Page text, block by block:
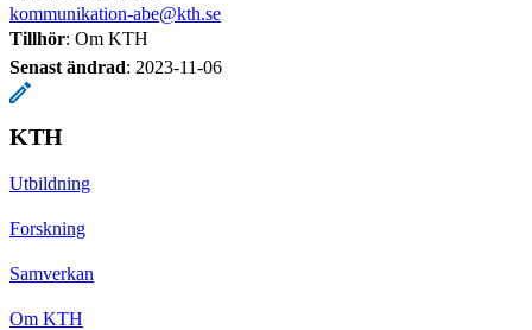
kommunikation-abe@kth.se
Tillhör: Om KTH
Senast ändrad: 2023-11-06
KTH
Utbildning
Forskning
Samverkan
Om KTH